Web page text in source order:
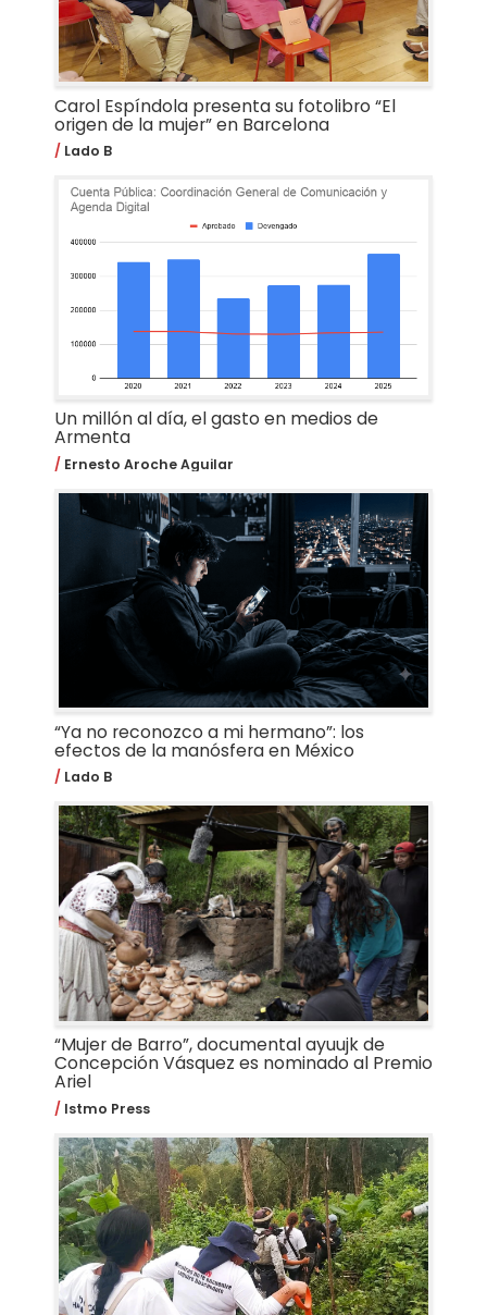
Carol Espíndola presenta su fotolibro “El
origen de la mujer” en Barcelona
Lado B
Un millón al día, el gasto en medios de
Armenta
Ernesto Aroche Aguilar
“Ya no reconozco a mi hermano”: los
efectos de la manósfera en México
Lado B
“Mujer de Barro”, documental ayuujk de
Concepción Vásquez es nominado al Premio
Ariel
Istmo Press